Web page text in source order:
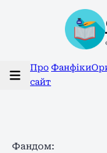
Про
сайт
Фанфіки
Фандом: